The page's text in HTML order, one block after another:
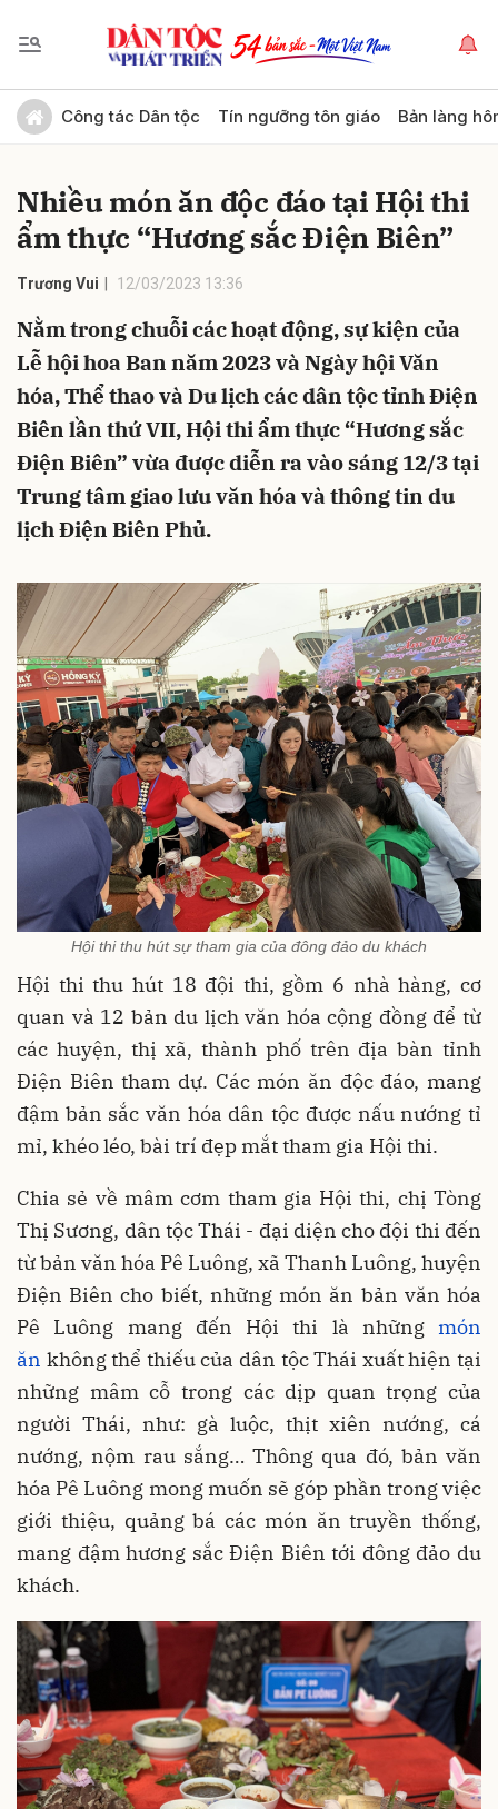
Công tác Dân tộc Tín ngưỡng tôn giáo Bản làng
Nhiều món ăn độc đáo tại Hội thi
ẩm thực “Hương sắc Điện Biên”
Trương Vui 12/03/2023 13:36
Nằm trong chuỗi các hoạt động, sự kiện của
Lễ hội hoa Ban năm 2023 và Ngày hội Văn
hóa, Thể thao và Du lịch các dân tộc tỉnh Điện
Biên lần thứ VII, Hội thi ẩm thực “Hương sắc
Điện Biên” vừa được diễn ra vào sáng 12/3 tại
Trung tâm giao lưu văn hóa và thông tin du
lịch Điện Biên Phủ.
Hội thi thu hút sự tham gia của đông đảo du khách
Hội thi thu hút 18 đội thi, gồm 6 nhà hàng, cơ
quan và 12 bản du lịch văn hóa cộng đồng để từ
các huyện, thị xã, thành phố trên địa bàn tỉnh
Điện Biên tham dự. Các món ăn độc đáo, mang
đậm bản sắc văn hóa dân tộc được nấu nướng tỉ
mỉ, khéo léo, bài trí đẹp mắt tham gia Hội thi.
Chia sẻ về mâm cơm tham gia Hội thi, chị Tòng
Thị Sương, dân tộc Thái - đại diện cho đội thi đến
từ bản văn hóa Pê Luông, xã Thanh Luông, huyện
Điện Biên cho biết, những món ăn bản văn hóa
Pê Luông mang đến Hội thi là những món
ăn không thể thiếu của dân tộc Thái xuất hiện tại
những mâm cỗ trong các dịp quan trọng của
người Thái, như: gà luộc, thịt xiên nướng, cá
nướng, nộm rau sắng… Thông qua đó, bản văn
hóa Pê Luông mong muốn sẽ góp phần trong việc
giới thiệu, quảng bá các món ăn truyền thống,
mang đậm hương sắc Điện Biên tới đông đảo du
khách.
Gửi bình luận
Hủy Gửi